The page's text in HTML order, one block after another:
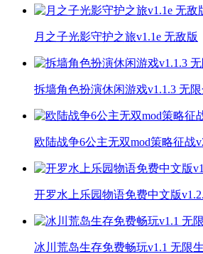
月之子光影守护之旅v1.1e 无敌版
拆墙角色扮演休闲游戏v1.1.3 无
欧陆战争6公主无双mod策略征战
开罗水上乐园物语免费中文版
冰川荒岛生存免费畅玩v1.1 无限